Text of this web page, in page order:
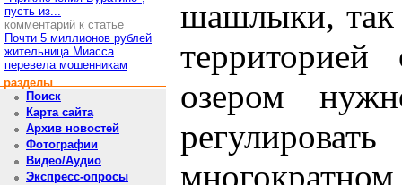
пусть из...
комментарий к статье
Почти 5 миллионов рублей
жительница Миасса
перевела мошенникам
разделы
Поиск
Карта сайта
Архив новостей
Фотографии
Видео/Аудио
Экспресс-опросы
шашлыки, так
озером